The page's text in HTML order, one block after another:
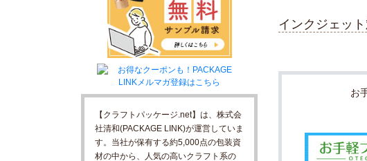
【クラフトパッケージ.net】は、株式会
社清和(PACKAGE LINK)が運営していま
す。当社が保有する約5,000点の包装資
材の中から、人気の高いクラフト系の
インクジェッ
お